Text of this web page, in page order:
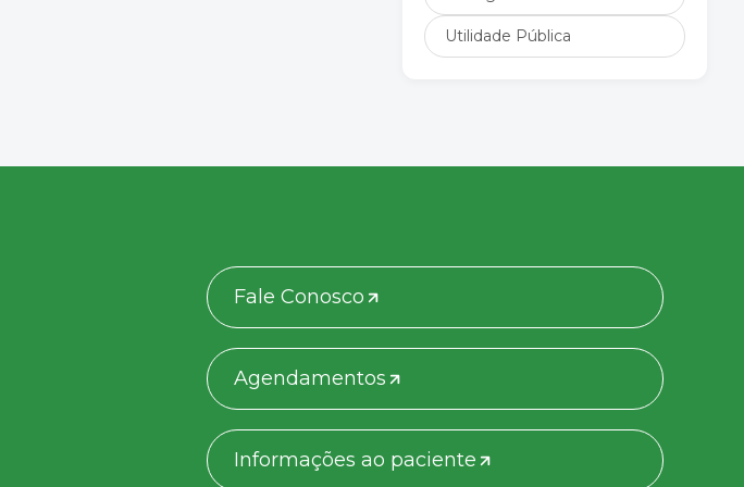
Utilidade Pública
Fale Conosco
Agendamentos
Informações ao paciente